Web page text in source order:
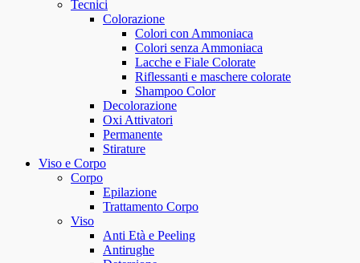
Tecnici
Colorazione
Colori con Ammoniaca
Colori senza Ammoniaca
Lacche e Fiale Colorate
Riflessanti e maschere colorate
Shampoo Color
Decolorazione
Oxi Attivatori
Permanente
Stirature
Viso e Corpo
Corpo
Epilazione
Trattamento Corpo
Viso
Anti Età e Peeling
Antirughe